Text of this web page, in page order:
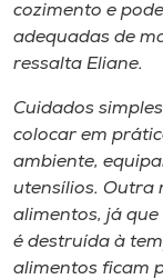
cozimento e
adequadas de
ressalta Eliane.
Cuidados
colocar em
ambiente,
utensílios. Outra
alimentos, já
é destruída à
alimentos ficam